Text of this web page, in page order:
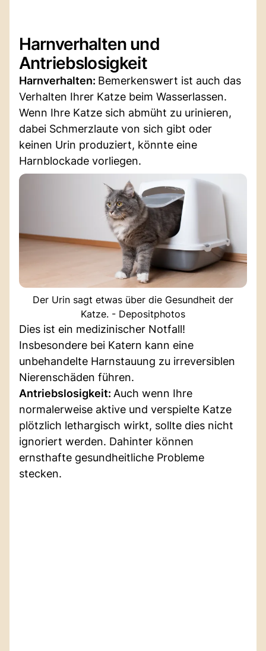
Harnverhalten und
Antriebslosigkeit
Harnverhalten: Bemerkenswert ist auch das
Verhalten Ihrer Katze beim Wasserlassen.
Wenn Ihre Katze sich abmüht zu urinieren,
dabei Schmerzlaute von sich gibt oder
keinen Urin produziert, könnte eine
Harnblockade vorliegen.
Der Urin sagt etwas über die Gesundheit der
Katze. - Depositphotos
Dies ist ein medizinischer Notfall!
Insbesondere bei Katern kann eine
unbehandelte Harnstauung zu irreversiblen
Nierenschäden führen.
Antriebslosigkeit: Auch wenn Ihre
normalerweise aktive und verspielte Katze
plötzlich lethargisch wirkt, sollte dies nicht
ignoriert werden. Dahinter können
ernsthafte gesundheitliche Probleme
stecken.